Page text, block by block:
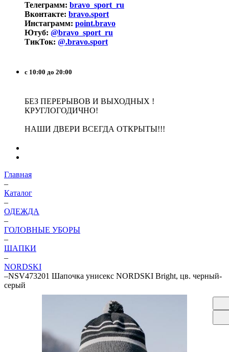
Телеграмм: bravo_sport_ru
Вконтакте: bravo.sport
Инстаграмм: point.bravo
Ютуб: @bravo_sport_ru
ТикТок: @.bravo.sport
с 10:00 до 20:00
БЕЗ ПЕРЕРЫВОВ И ВЫХОДНЫХ !
КРУГЛОГОДИЧНО!
НАШИ ДВЕРИ ВСЕГДА ОТКРЫТЫ!!!
Главная
–
Каталог
–
ОДЕЖДА
–
ГОЛОВНЫЕ УБОРЫ
–
ШАПКИ
–
NORDSKI
–NSV473201 Шапочка унисекс NORDSKI Bright, цв. черный-
серый